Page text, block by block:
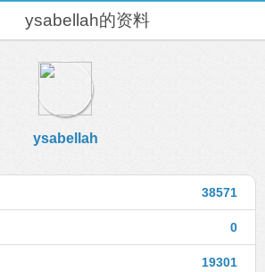
ysabellah的资料
ysabellah
38571
0
19301